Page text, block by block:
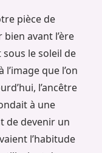
pièce de
avant l’ère
le soleil de
que l’on
l’ancêtre
à une
de devenir un
l’habitude